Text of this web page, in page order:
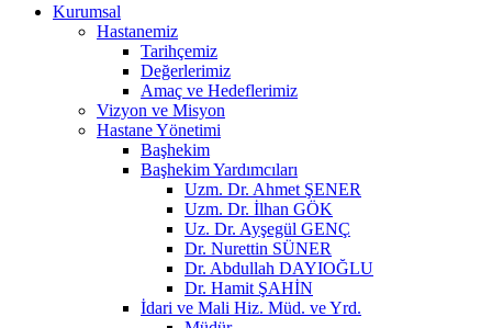
Kurumsal
Hastanemiz
Tarihçemiz
Değerlerimiz
Amaç ve Hedeflerimiz
Vizyon ve Misyon
Hastane Yönetimi
Başhekim
Başhekim Yardımcıları
Uzm. Dr. Ahmet ŞENER
Uzm. Dr. İlhan GÖK
Uz. Dr. Ayşegül GENÇ
Dr. Nurettin SÜNER
Dr. Abdullah DAYIOĞLU
Dr. Hamit ŞAHİN
İdari ve Mali Hiz. Müd. ve Yrd.